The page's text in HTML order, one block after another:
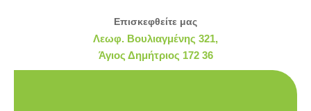
Επισκεφθείτε μας
Λεωφ. Βουλιαγμένης 321,
Άγιος Δημήτριος 172 36